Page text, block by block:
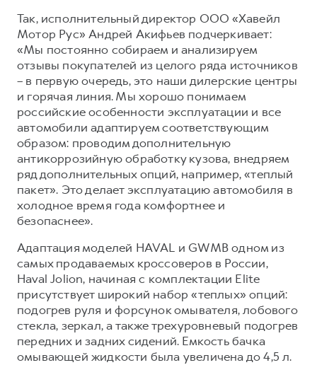
Так, исполнительный директор ООО «Хавейл
Мотор Рус» Андрей Акифьев подчеркивает:
«Мы постоянно собираем и анализируем
отзывы покупателей из целого ряда источников
– в первую очередь, это наши дилерские центры
и горячая линия. Мы хорошо понимаем
российские особенности эксплуатации и все
автомобили адаптируем соответствующим
образом: проводим дополнительную
антикоррозийную обработку кузова, внедряем
ряд дополнительных опций, например, «теплый
пакет». Это делает эксплуатацию автомобиля в
холодное время года комфортнее и
безопаснее».
Адаптация моделей HAVAL и GWMВ одном из
самых продаваемых кроссоверов в России,
Haval Jolion, начиная с комплектации Elite
присутствует широкий набор «теплых» опций:
подогрев руля и форсунок омывателя, лобового
стекла, зеркал, а также трехуровневый подогрев
передних и задних сидений. Емкость бачка
омывающей жидкости была увеличена до 4,5 л.